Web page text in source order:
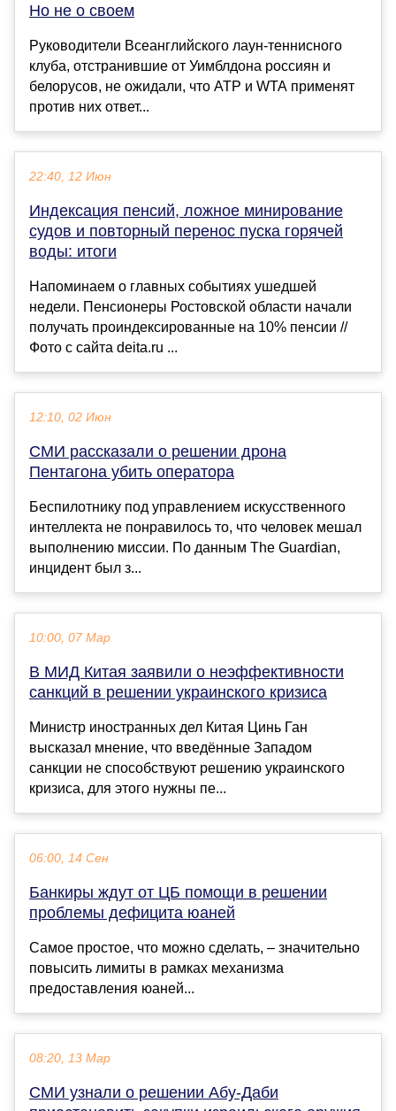
Но не о своем
Руководители Всеанглийского лаун-теннисного
клуба, отстранившие от Уимблдона россиян и
белорусов, не ожидали, что АТР и WTA применят
против них ответ...
22:40, 12 Июн
Индексация пенсий, ложное минирование
судов и повторный перенос пуска горячей
воды: итоги
Напоминаем о главных событиях ушедшей
недели. Пенсионеры Ростовской области начали
получать проиндексированные на 10% пенсии //
Фото с сайта deita.ru ...
12:10, 02 Июн
СМИ рассказали о решении дрона
Пентагона убить оператора
Беспилотнику под управлением искусственного
интеллекта не понравилось то, что человек мешал
выполнению миссии. По данным The Guardian,
инцидент был з...
10:00, 07 Мар
В МИД Китая заявили о неэффективности
санкций в решении украинского кризиса
Министр иностранных дел Китая Цинь Ган
высказал мнение, что введённые Западом
санкции не способствуют решению украинского
кризиса, для этого нужны пе...
06:00, 14 Сен
Банкиры ждут от ЦБ помощи в решении
проблемы дефицита юаней
Самое простое, что можно сделать, – значительно
повысить лимиты в рамках механизма
предоставления юаней...
08:20, 13 Мар
СМИ узнали о решении Абу-Даби